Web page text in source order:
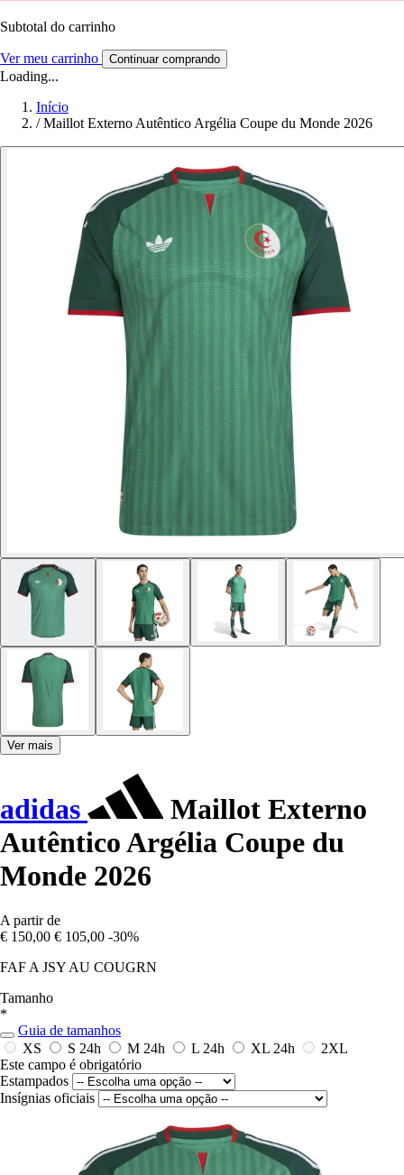
Subtotal do carrinho
Ver meu carrinho Continuar comprando
Loading...
Início
/ Maillot Externo Autêntico Argélia Coupe du Monde 2026
Ver mais
adidas
Maillot Externo
Autêntico Argélia Coupe du
Monde 2026
A partir de
€ 150,00 € 105,00 -30%
FAF A JSY AU COUGRN
Tamanho
*
Guia de tamanhos
XS
S 24h M 24h L 24h XL 24h
2XL
Este campo é obrigatório
Estampados
Insígnias oficiais